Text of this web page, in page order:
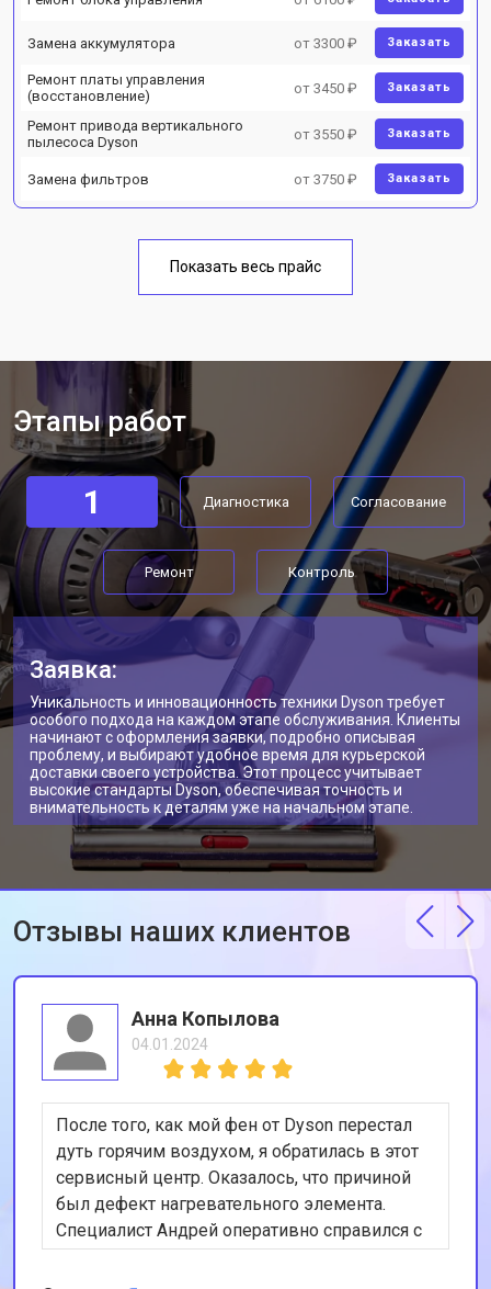
Замена аккумулятора от 3300 ₽ Заказать
Ремонт платы управления
(восстановление)
от 3450 ₽ Заказать
Ремонт привода вертикального
пылесоса Dyson
от 3550 ₽ Заказать
Замена фильтров от 3750 ₽ Заказать
Показать весь прайс
Этапы работ
1 Диагностика Согласование
Ремонт Контроль
Заявка:
Уникальность и инновационность техники Dyson требует
особого подхода на каждом этапе обслуживания. Клиенты
начинают с оформления заявки, подробно описывая
проблему, и выбирают удобное время для курьерской
доставки своего устройства. Этот процесс учитывает
высокие стандарты Dyson, обеспечивая точность и
внимательность к деталям уже на начальном этапе.
Отзывы наших клиентов
Анна Копылова
04.01.2024
После того, как мой фен от Dyson перестал
дуть горячим воздухом, я обратилась в этот
сервисный центр. Оказалось, что причиной
был дефект нагревательного элемента.
Специалист Андрей оперативно справился с
ремонтом. Теперь мой фен функционирует
как новый. Благодарю за отличную работу!